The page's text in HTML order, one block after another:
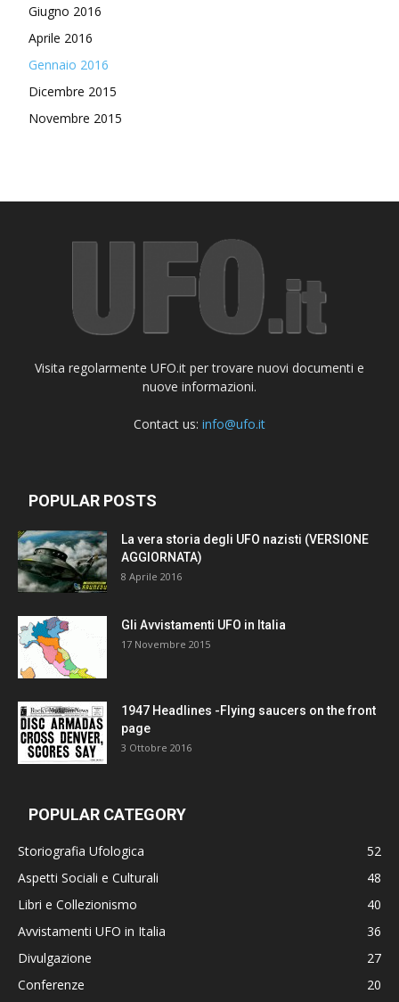
Giugno 2016
Aprile 2016
Gennaio 2016
Dicembre 2015
Novembre 2015
Visita regolarmente UFO.it per trovare nuovi documenti e
nuove informazioni.
Contact us: info@ufo.it
POPULAR POSTS
La vera storia degli UFO nazisti (VERSIONE
AGGIORNATA)
8 Aprile 2016
Gli Avvistamenti UFO in Italia
17 Novembre 2015
1947 Headlines -Flying saucers on the front
page
3 Ottobre 2016
POPULAR CATEGORY
Storiografia Ufologica
52
Aspetti Sociali e Culturali
48
Libri e Collezionismo
40
Avvistamenti UFO in Italia
36
Divulgazione
27
Conferenze
20